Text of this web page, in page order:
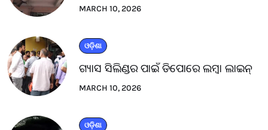
MARCH 10, 2026
ଓଡ଼ିଶା
ଗ୍ୟାସ ସିଲିଣ୍ଡର ପାଇଁ ଡିପୋରେ ଲମ୍ବା ଲାଇନ୍
MARCH 10, 2026
ଓଡ଼ିଶା